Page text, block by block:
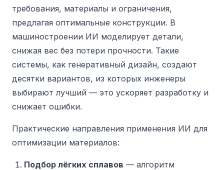
требования, материалы и ограничения,
предлагая оптимальные конструкции. В
машиностроении ИИ моделирует детали,
снижая вес без потери прочности. Такие
системы, как генеративный дизайн, создают
десятки вариантов, из которых инженеры
выбирают лучший — это ускоряет разработку и
снижает ошибки.
Практические направления применения ИИ для
оптимизации материалов:
Подбор лёгких сплавов — алгоритм